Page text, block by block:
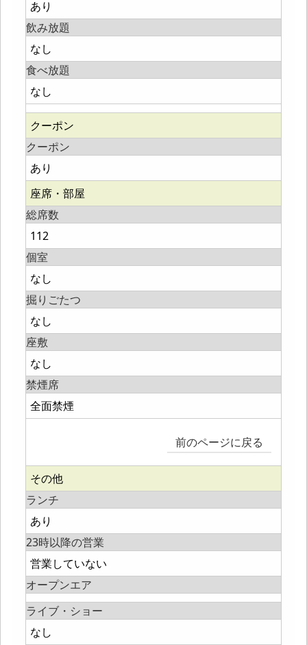
あり
飲み放題
なし
食べ放題
なし
クーポン
クーポン
あり
座席・部屋
総席数
112
個室
なし
掘りごたつ
なし
座敷
なし
禁煙席
全面禁煙
前のページに戻る
その他
ランチ
あり
23時以降の営業
営業していない
オープンエア
ライブ・ショー
なし